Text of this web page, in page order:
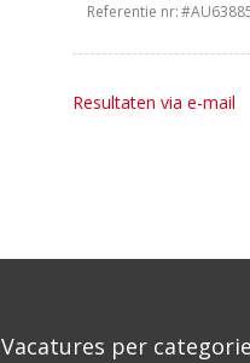
Referentie nr:
Resultaten via e-mail
Vacatures per categorie